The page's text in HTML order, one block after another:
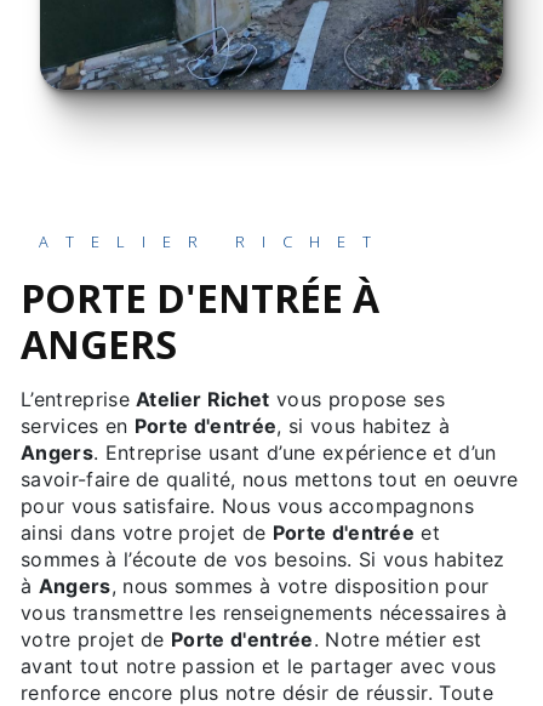
ATELIER RICHET
PORTE D'ENTRÉE À
ANGERS
L’entrepriseAtelier Richet vous propose ses
services en Porte d'entrée, si vous habitez à
Angers. Entreprise usant d’une expérience et d’un
savoir-faire de qualité, nous mettons tout en oeuvre
pour vous satisfaire. Nous vous accompagnons
ainsi dans votre projet de Porte d'entrée et
sommes à l’écoute de vos besoins. Si vous habitez
à Angers, nous sommes à votre disposition pour
vous transmettre les renseignements nécessaires à
votre projet de Porte d'entrée. Notre métier est
avant tout notre passion et le partager avec vous
renforce encore plus notre désir de réussir. Toute